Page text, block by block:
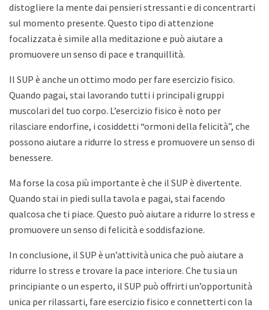
distogliere la mente dai pensieri stressanti e di concentrarti
sul momento presente. Questo tipo di attenzione
focalizzata è simile alla meditazione e può aiutare a
promuovere un senso di pace e tranquillità.
Il SUP è anche un ottimo modo per fare esercizio fisico.
Quando pagai, stai lavorando tutti i principali gruppi
muscolari del tuo corpo. L’esercizio fisico è noto per
rilasciare endorfine, i cosiddetti “ormoni della felicità”, che
possono aiutare a ridurre lo stress e promuovere un senso di
benessere.
Ma forse la cosa più importante è che il SUP è divertente.
Quando stai in piedi sulla tavola e pagai, stai facendo
qualcosa che ti piace. Questo può aiutare a ridurre lo stress e
promuovere un senso di felicità e soddisfazione.
In conclusione, il SUP è un’attività unica che può aiutare a
ridurre lo stress e trovare la pace interiore. Che tu sia un
principiante o un esperto, il SUP può offrirti un’opportunità
unica per rilassarti, fare esercizio fisico e connetterti con la